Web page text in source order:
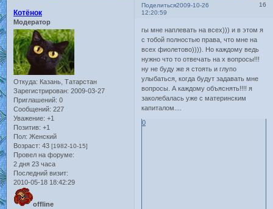
Поделиться 16
2009-10-26
12:20:59
Котёнок
Модератор
Откуда: Казань, Татарстан
Зарегистрирован: 2009-03-27
Приглашений: 0
Сообщений: 227
Уважение: +1
Позитив: +1
Пол: Женский
Возраст: 43 [1982-10-15]
Провел на форуме:
2 дня 23 часа
Последний визит:
2010-05-18 18:42:29
offline
гы мне наплевать на всех))) и в этом я
с тобой полностью права, что мне на
всех фиолетово)))). Но каждому ведь
нужно что то отвечать на х вопросы!!!
ну не буду же я стоять и глупо
улыбаться, когда будут задавать мне
вопросы. А каждому объяснять!!!! я
заколебалась уже с материнским
капиталом....
0